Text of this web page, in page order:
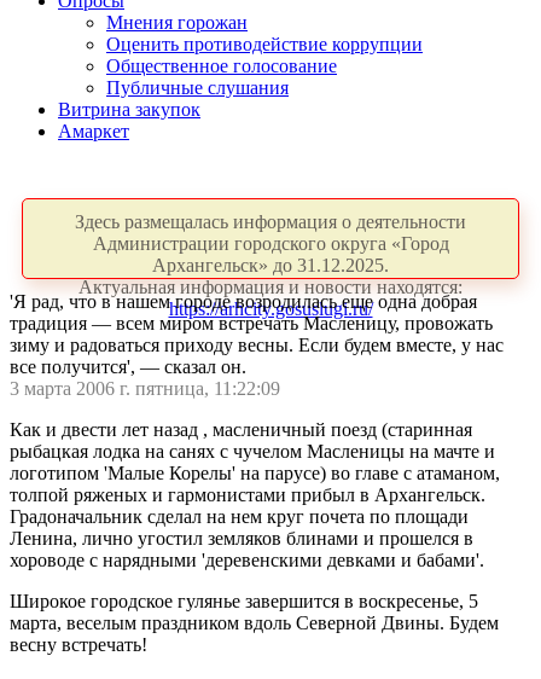
Мнения горожан
Оценить противодействие коррупции
Общественное голосование
Публичные слушания
Витрина закупок
Амаркет
Здесь размещалась информация о деятельности
Администрации городского округа «Город
Архангельск» до 31.12.2025.
Актуальная информация и новости находятся:
https://arhcity.gosuslugi.ru/
'Я рад, что в нашем городе возродилась еще одна добрая
традиция — всем миром встречать Масленицу, провожать
зиму и радоваться приходу весны. Если будем вместе, у нас
все получится', — сказал он.
3 марта 2006 г. пятница, 11:22:09
Как и двести лет назад , масленичный поезд (старинная
рыбацкая лодка на санях с чучелом Масленицы на мачте и
логотипом 'Малые Корелы' на парусе) во главе с атаманом,
толпой ряженых и гармонистами прибыл в Архангельск.
Градоначальник сделал на нем круг почета по площади
Ленина, лично угостил земляков блинами и прошелся в
хороводе с нарядными 'деревенскими девками и бабами'.
Широкое городское гулянье завершится в воскресенье, 5
марта, веселым праздником вдоль Северной Двины. Будем
весну встречать!